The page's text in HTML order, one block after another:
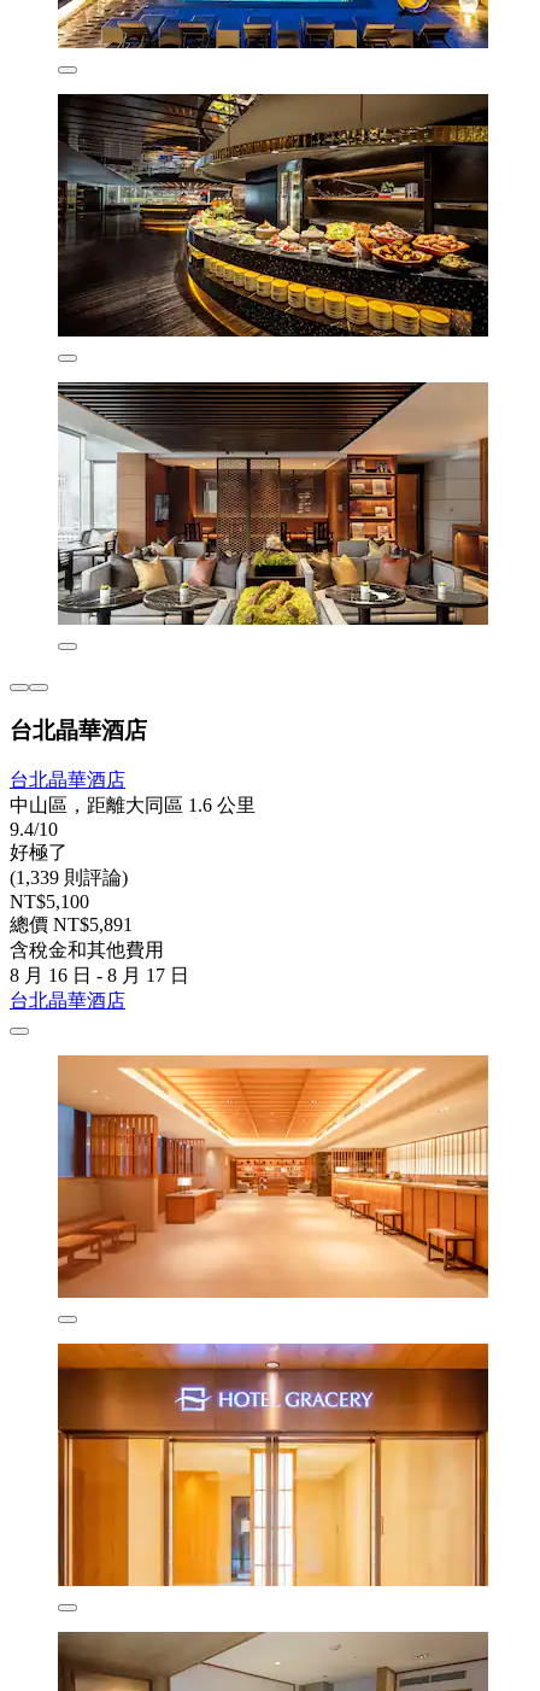
台北晶華酒店
台北晶華酒店
中山區，距離大同區 1.6 公里
9.4/10
好極了
(1,339 則評論)
NT$5,100
總價 NT$5,891
含稅金和其他費用
8 月 16 日 - 8 月 17 日
台北晶華酒店